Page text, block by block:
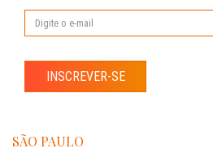
INSCREVER-SE
SÃO PAULO